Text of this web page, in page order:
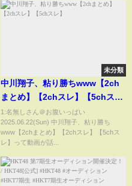
未分類
中川翔子、粘り勝ちwww【2ch
まとめ】【2chスレ】【5chス
レ】
1:名無しさん＠お腹いっぱい
2025.06.22(Sun) 中川翔子、粘り勝ち
www【2chまとめ】【2chスレ】【5chス
レ】って動画が話...